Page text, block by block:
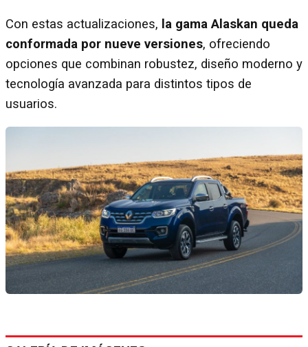
Con estas actualizaciones, la gama Alaskan queda
conformada por nueve versiones, ofreciendo
opciones que combinan robustez, diseño moderno y
tecnología avanzada para distintos tipos de
usuarios.